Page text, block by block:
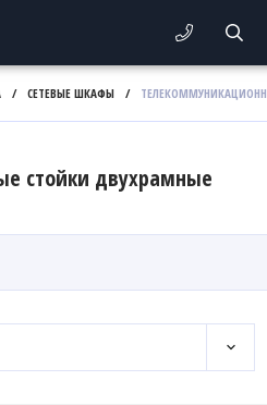
/ СЕТЕВЫЕ ШКАФЫ /
стойки двухрамные